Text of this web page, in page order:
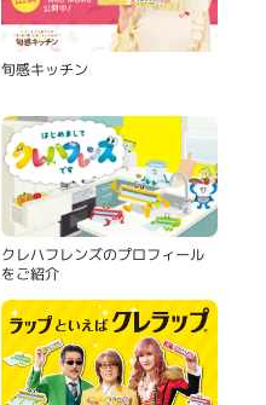
旬感キッチン
クレハフレンズのプロフィール
をご紹介